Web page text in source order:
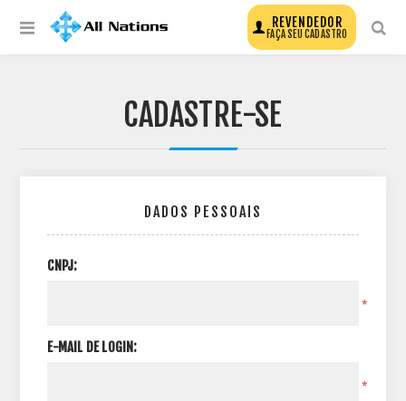
REVENDEDOR
FAÇA SEU CADASTRO
CADASTRE-SE
DADOS PESSOAIS
CNPJ:
*
E-MAIL DE LOGIN:
*